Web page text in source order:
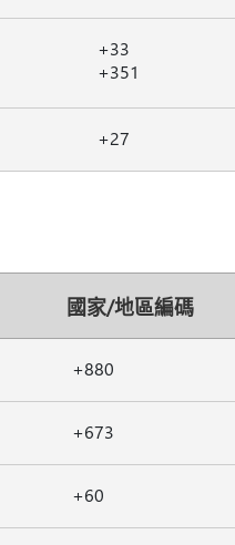
+33
+351
+27
國家/地區編碼
+880
+673
+60